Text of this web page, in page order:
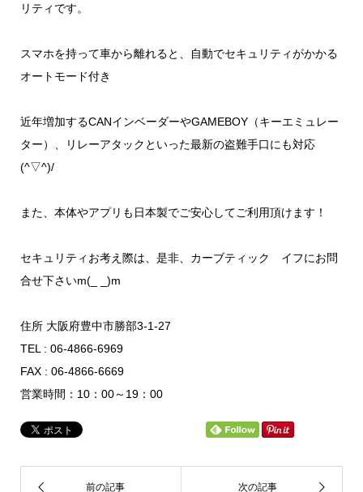
リティです。
スマホを持って車から離れると、自動でセキュリティがかかる
オートモード付き
近年増加するCANインベーダーやGAMEBOY（キーエミュレー
ター）、リレーアタックといった最新の盗難手口にも対応
(^▽^)/
また、本体やアプリも日本製でご安心してご利用頂けます！
セキュリティお考え際は、是非、カーブティック イフにお問
合せ下さいm(_ _)m
住所 大阪府豊中市勝部3-1-27
TEL : 06-4866-6969
FAX : 06-4866-6669
営業時間：10：00～19：00